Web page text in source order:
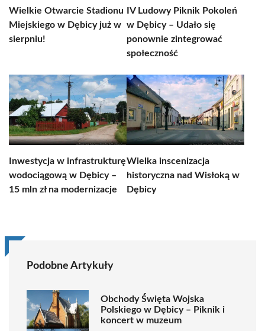
Wielkie Otwarcie Stadionu
Miejskiego w Dębicy już w
sierpniu!
IV Ludowy Piknik Pokoleń
w Dębicy – Udało się
ponownie zintegrować
społeczność
Inwestycja w infrastrukturę
wodociągową w Dębicy –
15 mln zł na modernizacje
Wielka inscenizacja
historyczna nad Wisłoką w
Dębicy
Podobne Artykuły
Obchody Święta Wojska
Polskiego w Dębicy – Piknik i
koncert w muzeum